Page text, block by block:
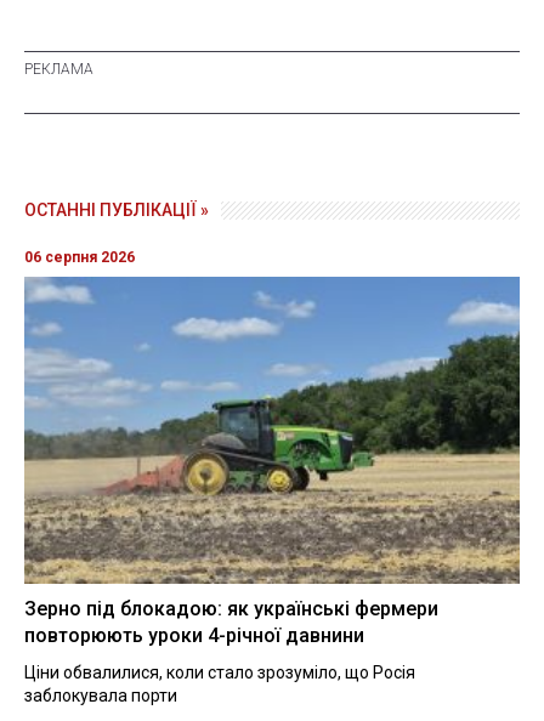
ОСТАННІ ПУБЛІКАЦІЇ »
06 серпня 2026
Зерно під блокадою: як українські фермери
повторюють уроки 4-річної давнини
Ціни обвалилися, коли стало зрозуміло, що Росія
заблокувала порти